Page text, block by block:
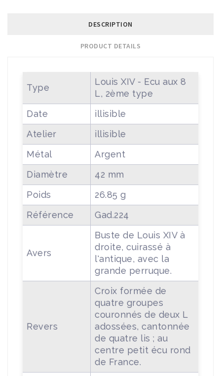
DESCRIPTION
PRODUCT DETAILS
Type
Louis XIV - Ecu aux 8
L, 2ème type
Date
illisible
Atelier
illisible
Métal
Argent
Diamètre
42 mm
Poids
26.85 g
Référence
Gad.224
Avers
Buste de Louis XIV à
droite, cuirassé à
l'antique, avec la
grande perruque.
Revers
Croix formée de
quatre groupes
couronnés de deux L
adossées, cantonnée
de quatre lis ; au
centre petit écu rond
de France.